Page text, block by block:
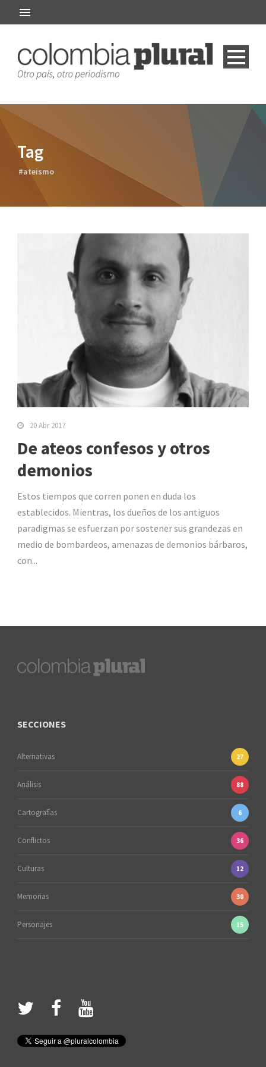
Tag
#ateismo
20 Abr 2017
De ateos confesos y otros
demonios
Estos tiempos que corren ponen en duda los
establecidos. Mientras, los dueños de los antiguos
paradigmas se esfuerzan por sostener sus grandezas en
medio de bombardeos, amenazas de demonios bárbaros,
con...
SECCIONES
Alternativas 27
Análisis 88
Cartografías 6
Conflictos 36
Culturas 12
Memorias 30
Personajes 15